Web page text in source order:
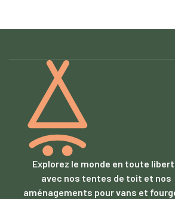
Explorez le monde en toute
avec nos tentes de toit et nos
aménagements pour vans et